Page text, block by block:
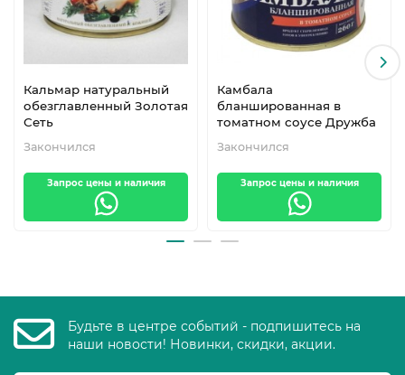
Кальмар натуральный
обезглавленный Золотая
Сеть
Закончился
Запрос цены и наличия
Камбала
бланшированная в
томатном соусе Дружба
Закончился
Запрос цены и наличия
Будьте в центре событий - подпишитесь на
наши новости! Новинки, скидки, акции.